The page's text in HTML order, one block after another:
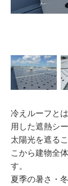
冷えルーフと
用した遮熱シ
太陽光を遮る
こから建物全
す。
夏季の暑さ・